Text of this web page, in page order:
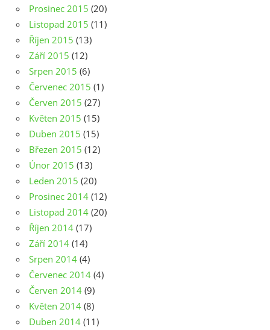
Prosinec 2015 (20)
Listopad 2015 (11)
Říjen 2015 (13)
Září 2015 (12)
Srpen 2015 (6)
Červenec 2015 (1)
Červen 2015 (27)
Květen 2015 (15)
Duben 2015 (15)
Březen 2015 (12)
Únor 2015 (13)
Leden 2015 (20)
Prosinec 2014 (12)
Listopad 2014 (20)
Říjen 2014 (17)
Září 2014 (14)
Srpen 2014 (4)
Červenec 2014 (4)
Červen 2014 (9)
Květen 2014 (8)
Duben 2014 (11)